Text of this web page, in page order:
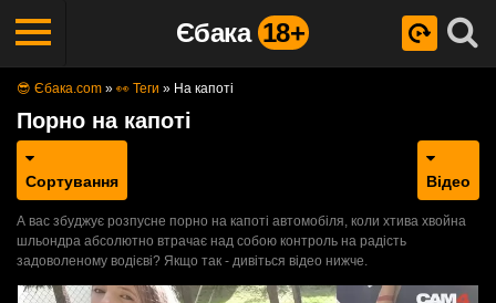
Єбака 18+
😎 Єбака.com » 👀 Теги » На капоті
Порно на капоті
Сортування Відео
А вас збуджує розпусне порно на капоті автомобіля, коли хтива хвойна
шльондра абсолютно втрачає над собою контроль на радість
задоволеному водієві? Якщо так - дивіться відео нижче.